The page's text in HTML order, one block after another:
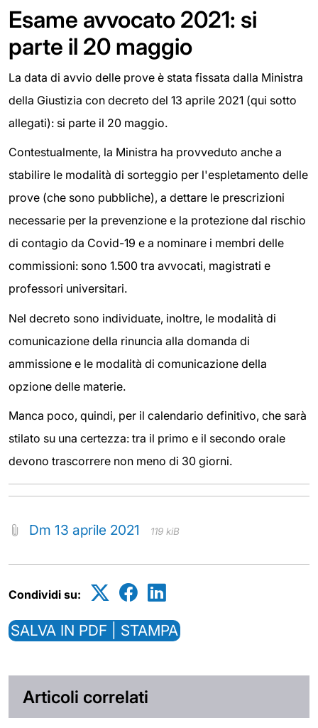
Esame avvocato 2021: si
parte il 20 maggio
La data di avvio delle prove è stata fissata dalla Ministra
della Giustizia con decreto del 13 aprile 2021 (qui sotto
allegati): si parte il 20 maggio.
Contestualmente, la Ministra ha provveduto anche a
stabilire le modalità di sorteggio per l'espletamento delle
prove (che sono pubbliche), a dettare le prescrizioni
necessarie per la prevenzione e la protezione dal rischio
di contagio da Covid-19 e a nominare i membri delle
commissioni: sono 1.500 tra avvocati, magistrati e
professori universitari.
Nel decreto sono individuate, inoltre, le modalità di
comunicazione della rinuncia alla domanda di
ammissione e le modalità di comunicazione della
opzione delle materie.
Manca poco, quindi, per il calendario definitivo, che sarà
stilato su una certezza: tra il primo e il secondo orale
devono trascorrere non meno di 30 giorni.
Dm 13 aprile 2021 119 kiB
Condividi su:
SALVA IN PDF | STAMPA
Articoli correlati